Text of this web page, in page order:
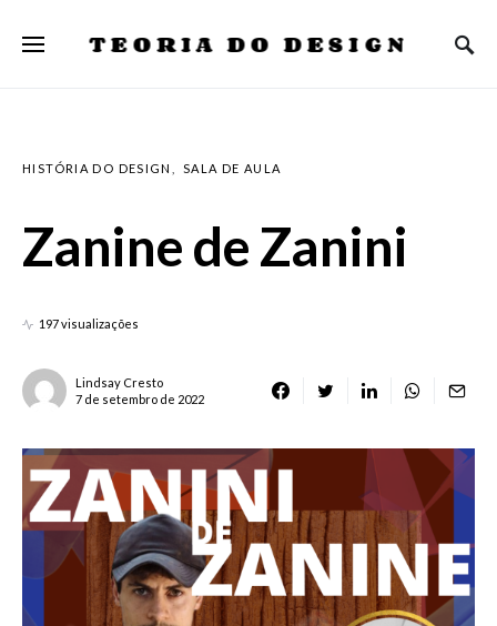
TEORIA DO DESIGN
HISTÓRIA DO DESIGN SALA DE AULA
Zanine de Zanini
197 visualizações
Lindsay Cresto
7 de setembro de 2022